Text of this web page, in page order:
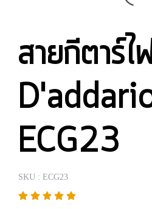
สายกีตาร์ไ
ECG23
SKU : ECG23